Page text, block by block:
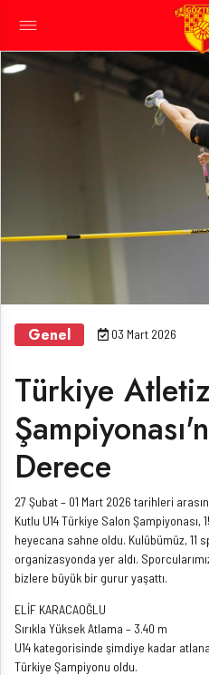
Genel 03 Mart 2026
Türkiye
Derece
27 Şubat – 01 Mart 2026 tarihleri
Kutlu U14 Türkiye Salon Şampiyonası,
heyecana sahne oldu. Kulübümüz, 11
organizasyonda yer aldı.
bizlere büyük bir gurur yaşattı.
ELİF KARACAOĞLU
Sırıkla Yüksek Atlama – 3.40 m
U14 kategorisinde şimdiye kadar
Türkiye Şampiyonu oldu.